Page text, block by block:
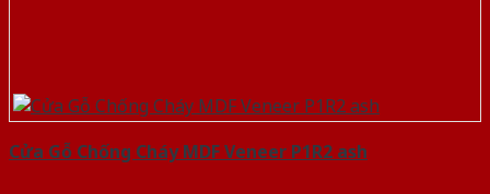
Cửa Gỗ Chống Cháy MDF Veneer P1R2 ash